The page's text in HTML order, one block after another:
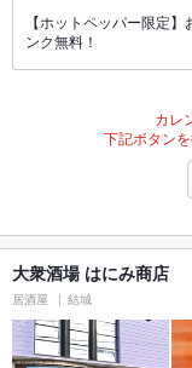
【ホットペッパー限定
ンク無料！
カレ
下記ボタン
大衆酒場 はにみ商店
居酒屋 結城